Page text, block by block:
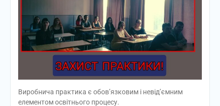
Виробнича практика є обов’язковим і невід’ємним
елементом освітнього процесу.